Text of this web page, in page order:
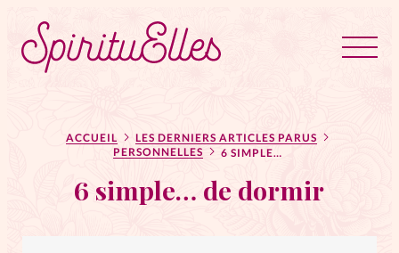
Tous les articles
Actus
Actus au féminin
ACCUEIL
LES DERNIERS ARTICLES PARUS
PERSONNELLES
6 SIMPLE… DE DORMIR
6 simple… de dormir